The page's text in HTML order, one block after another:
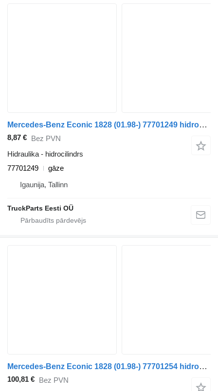
Mercedes-Benz Econic 1828 (01.98-) 77701249 hidrocilindrs paredzēts Mercedes-Benz Econic (1998-2014) vilcēja
8,87 € Bez PVN
Hidraulika - hidrocilindrs
77701249
gāze
Igaunija, Tallinn
TruckParts Eesti OÜ
Mercedes-Benz Econic 1828 (01.98-) 77701254 hidrocilindrs paredzēts Mercedes-Benz Econic (1998-2014) vilcēja
100,81 € Bez PVN